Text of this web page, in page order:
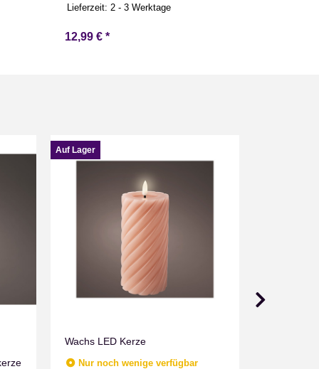
Lieferzeit: 2 - 3 Werktage
12,99 € *
Auf Lager
Wachs LED Kerze
Nur noch wenige verfügbar